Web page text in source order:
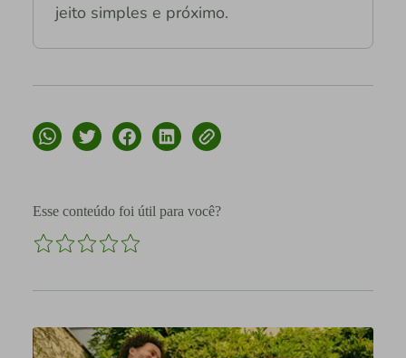
jeito simples e próximo.
Esse conteúdo foi útil para você?